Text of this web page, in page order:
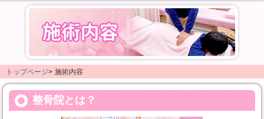
トップページ> 施術内容
整骨院とは？